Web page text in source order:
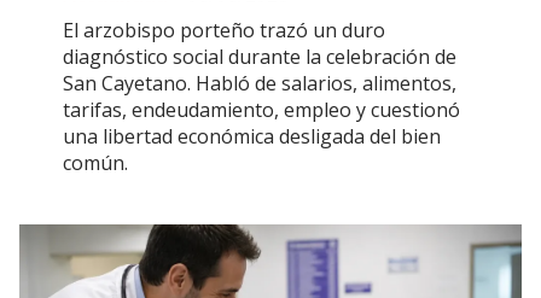
El arzobispo porteño trazó un duro
diagnóstico social durante la celebración de
San Cayetano. Habló de salarios, alimentos,
tarifas, endeudamiento, empleo y cuestionó
una libertad económica desligada del bien
común.